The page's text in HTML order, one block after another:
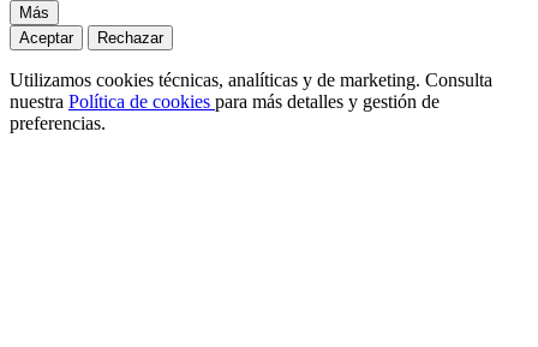
Más
Aceptar
Rechazar
Utilizamos cookies técnicas, analíticas y de marketing. Consulta
nuestra Política de cookies para más detalles y gestión de
preferencias.